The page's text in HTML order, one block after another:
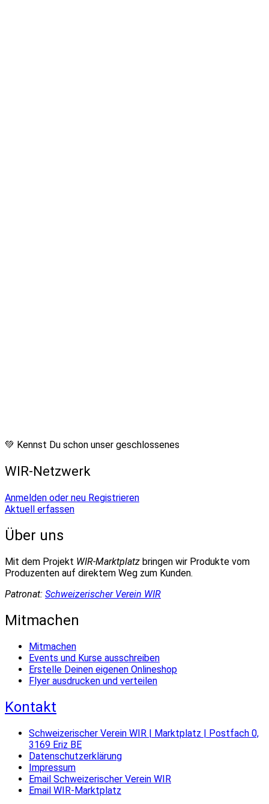
💚 Kennst Du schon unser geschlossenes
WIR-Netzwerk
Anmelden oder neu Registrieren
Aktuell erfassen
Über uns
Mit dem Projekt WIR-Marktplatz bringen wir Produkte vom
Produzenten auf direktem Weg zum Kunden.
Patronat: Schweizerischer Verein WIR
Mitmachen
Mitmachen
Events und Kurse ausschreiben
Erstelle Deinen eigenen Onlineshop
Flyer ausdrucken und verteilen
Kontakt
Schweizerischer Verein WIR | Marktplatz | Postfach 0,
3169 Eriz BE
Datenschutzerklärung
Impressum
Email Schweizerischer Verein WIR
Email WIR-Marktplatz